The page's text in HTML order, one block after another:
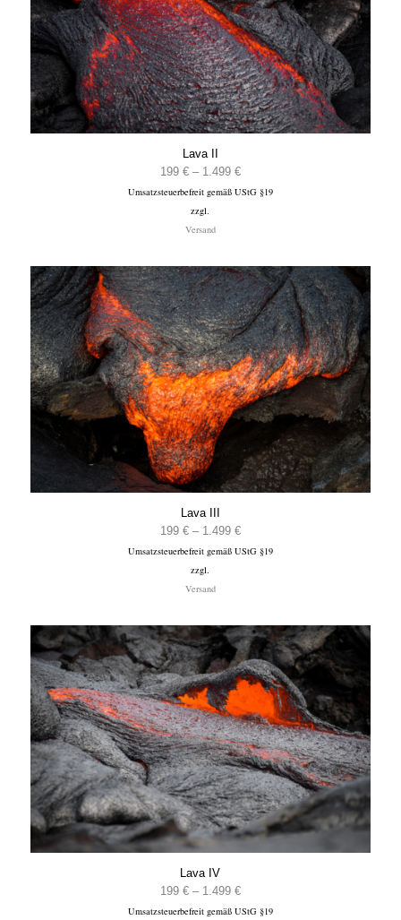
Lava II
199 € – 1.499 €Preisspanne:
199 €
Umsatzsteuerbefreit gemäß UStG §19
zzgl.
Versand
Lava III
199 € – 1.499 €Preisspanne:
199 €
Umsatzsteuerbefreit gemäß UStG §19
zzgl.
Versand
Lava IV
199 € – 1.499 €Preisspanne:
199 €
Umsatzsteuerbefreit gemäß UStG §19